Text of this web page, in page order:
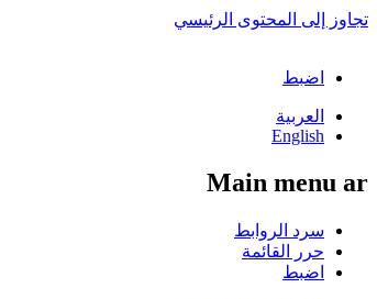
تجاوز إلى المحتوى الرئيسي
اضبط
العربية
English
Main menu ar
سرد الروابط
حرر القائمة
اضبط